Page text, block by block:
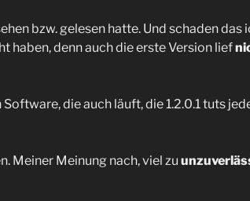
bzw. gelesen hatte. Und schaden das
haben, denn auch die erste Version lief
die auch läuft, die 1.2.0.1 tuts
Meiner Meinung nach, viel zu